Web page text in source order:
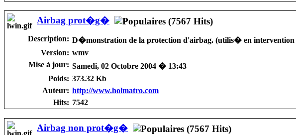
Airbag prot�g�
Description: D�monstration de la protection d'airbag. (utilis� en
Version: wmv
Mise à jour: Samedi, 02 Octobre 2004 � 13:43
Poids: 373.32 Kb
Auteur: http://www.holmatro.com
Hits: 7542
Airbag non prot�g�